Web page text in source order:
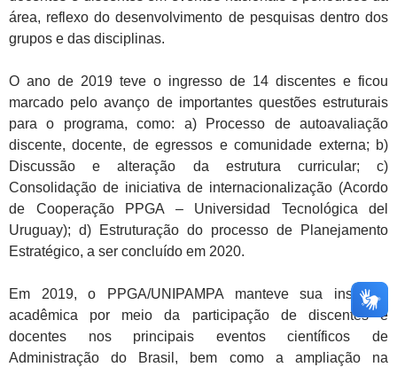
área, reflexo do desenvolvimento de pesquisas dentro dos
grupos e das disciplinas.
O ano de 2019 teve o ingresso de 14 discentes e ficou
marcado pelo avanço de importantes questões estruturais
para o programa, como: a) Processo de autoavaliação
discente, docente, de egressos e comunidade externa; b)
Discussão e alteração da estrutura curricular; c)
Consolidação de iniciativa de internacionalização (Acordo
de Cooperação PPGA – Universidad Tecnológica del
Uruguay); d) Estruturação do processo de Planejamento
Estratégico, a ser concluído em 2020.
Em 2019, o PPGA/UNIPAMPA manteve sua inserção
acadêmica por meio da participação de discentes e
docentes nos principais eventos científicos de
Administração do Brasil, bem como a ampliação na